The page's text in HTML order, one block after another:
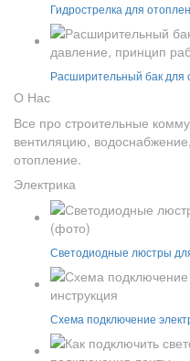
Гидрострелка для
Расширительный бак
О Нас
Все про строительные
вентиляцию,
отопление.
Электрика
Светодиодные люстры
Схема подключение